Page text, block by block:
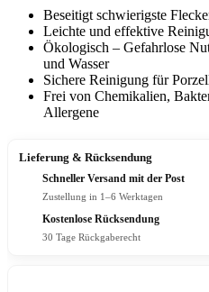
Beseitigt schwierigste
Leichte und effektive
Ökologisch – Gefahrlose
und Wasser
Sichere Reinigung für
Frei von Chemikalien,
Allergene
Lieferung & Rücksendung
Schneller Versand mit der Post
Zustellung in 1–6 Werktagen
Kostenlose Rücksendung
30 Tage Rückgaberecht